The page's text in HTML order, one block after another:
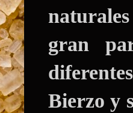
gran
Bierzo y